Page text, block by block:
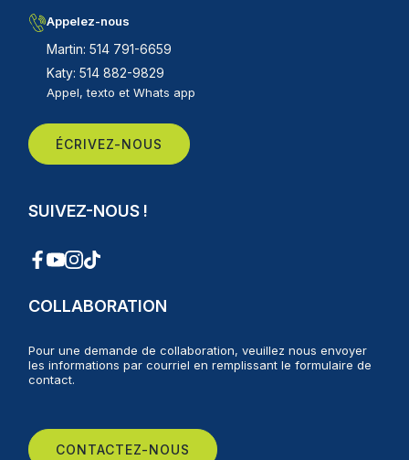
Appelez-nous
Martin: 514 791-6659
Katy: 514 882-9829
Appel, texto et Whats app
ÉCRIVEZ-NOUS
SUIVEZ-NOUS !
COLLABORATION
Pour une demande de collaboration, veuillez nous envoyer
les informations par courriel en remplissant le formulaire de
contact.
CONTACTEZ-NOUS